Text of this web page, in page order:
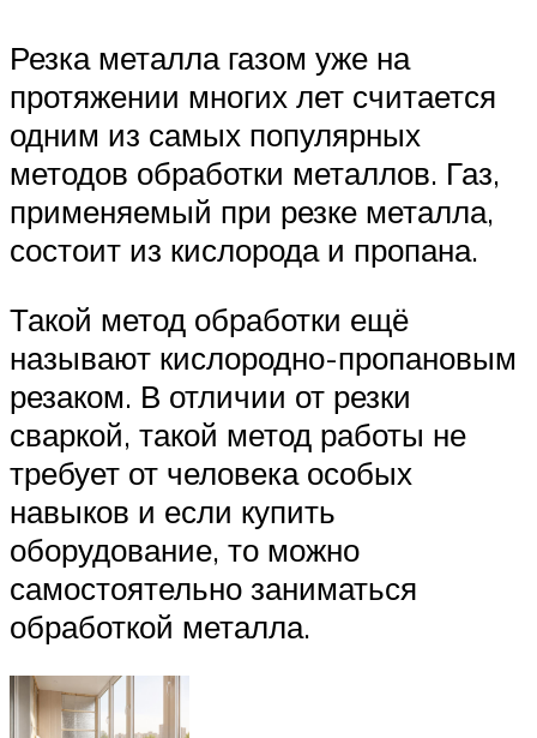
Резка металла газом уже на
протяжении многих лет считается
одним из самых популярных
методов обработки металлов. Газ,
применяемый при резке металла,
состоит из кислорода и пропана.
Такой метод обработки ещё
называют кислородно-пропановым
резаком. В отличии от резки
сваркой, такой метод работы не
требует от человека особых
навыков и если купить
оборудование, то можно
самостоятельно заниматься
обработкой металла.